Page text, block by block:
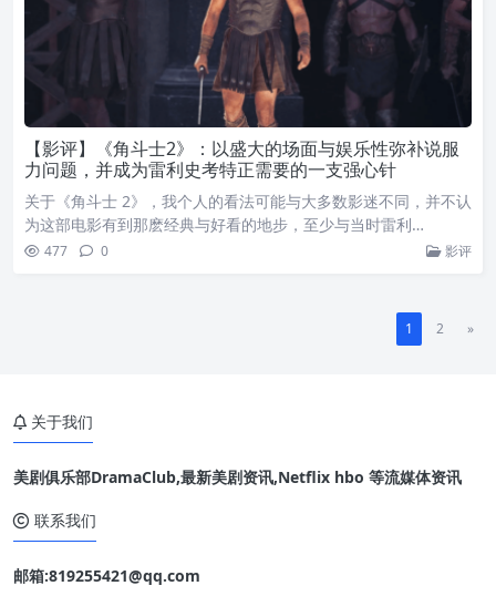
【影评】《角斗士2》：以盛大的场面与娱乐性弥补说服
力问题，并成为雷利史考特正需要的一支强心针
关于《角斗士 2》，我个人的看法可能与大多数影迷不同，并不认
为这部电影有到那麽经典与好看的地步，至少与当时雷利…
477 0 影评
1 2 »
关于我们
美剧俱乐部DramaClub,最新美剧资讯,Netflix hbo 等流媒体资讯
联系我们
邮箱:819255421@qq.com